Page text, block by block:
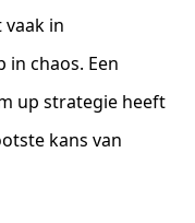
in
chaos. Een
up strategie heeft
kans van